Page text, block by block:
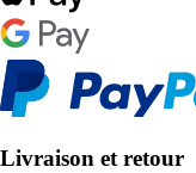
Livraison et retour